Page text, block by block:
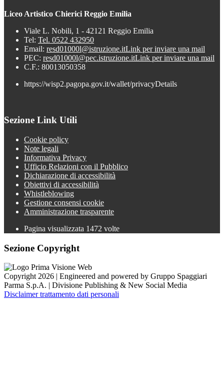
Liceo Artistico Chierici Reggio Emilia
Viale L. Nobili, 1 - 42121 Reggio Emilia
Tel: Tel. 0522 432950
Email: resd01000l@istruzione.itLink per inviare una mail
PEC: resd01000l@pec.istruzione.itLink per inviare una mail
C.F.: 80013050358
https://wisp2.pagopa.gov.it/wallet/privacyDetails
Sezione Link Utili
Cookie policy
Note legali
Informativa Privacy
Ufficio Relazioni con il Pubblico
Dichiarazione di accessibilità
Obiettivi di accessibilità
Whistleblowing
Gestione consensi cookie
Amministrazione trasparente
Pagina visualizzata 1472 volte
Sezione Copyright
Copyright 2026 | Engineered and powered by Gruppo Spaggiari
Parma S.p.A. | Divisione Publishing & New Social Media
Disclaimer trattamento dati personali